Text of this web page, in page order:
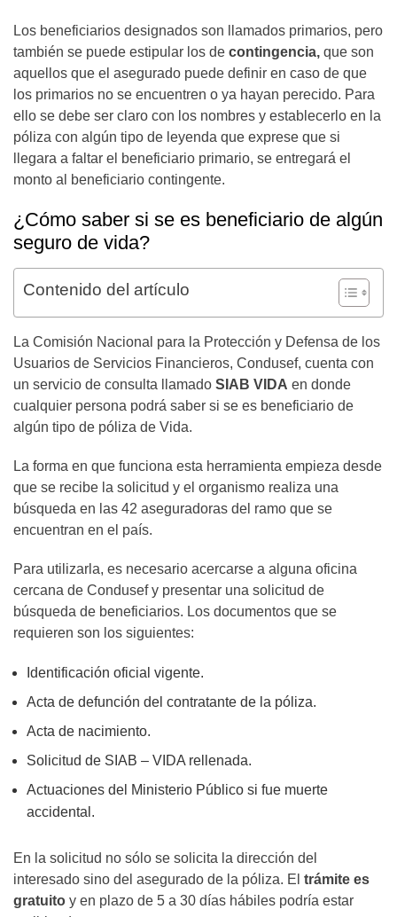
Los beneficiarios designados son llamados primarios, pero
también se puede estipular los de contingencia, que son
aquellos que el asegurado puede definir en caso de que
los primarios no se encuentren o ya hayan perecido. Para
ello se debe ser claro con los nombres y establecerlo en la
póliza con algún tipo de leyenda que exprese que si
llegara a faltar el beneficiario primario, se entregará el
monto al beneficiario contingente.
¿Cómo saber si se es beneficiario de algún
seguro de vida?
Contenido del artículo
La Comisión Nacional para la Protección y Defensa de los
Usuarios de Servicios Financieros, Condusef, cuenta con
un servicio de consulta llamado SIAB VIDA en donde
cualquier persona podrá saber si se es beneficiario de
algún tipo de póliza de Vida.
La forma en que funciona esta herramienta empieza desde
que se recibe la solicitud y el organismo realiza una
búsqueda en las 42 aseguradoras del ramo que se
encuentran en el país.
Para utilizarla, es necesario acercarse a alguna oficina
cercana de Condusef y presentar una solicitud de
búsqueda de beneficiarios. Los documentos que se
requieren son los siguientes:
Identificación oficial vigente.
Acta de defunción del contratante de la póliza.
Acta de nacimiento.
Solicitud de SIAB – VIDA rellenada.
Actuaciones del Ministerio Público si fue muerte
accidental.
En la solicitud no sólo se solicita la dirección del
interesado sino del asegurado de la póliza. El trámite es
gratuito y en plazo de 5 a 30 días hábiles podría estar